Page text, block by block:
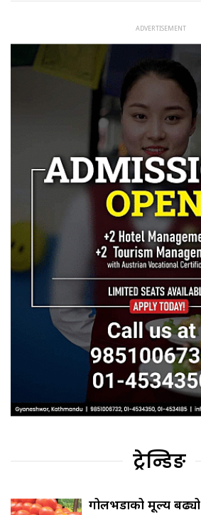
ट्रेन्डिङ
गोलभेँडाको मूल्य बढ्यो